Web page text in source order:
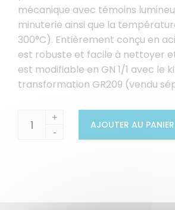
mécanique avec témoins
minuterie ainsi que la
300°C). Entièrement conçu en
est robuste et facile à nettoyer
est modifiable en GN 1/1 avec le
transformation GR209 (vendu
+
-
AJOUTER AU PANIER